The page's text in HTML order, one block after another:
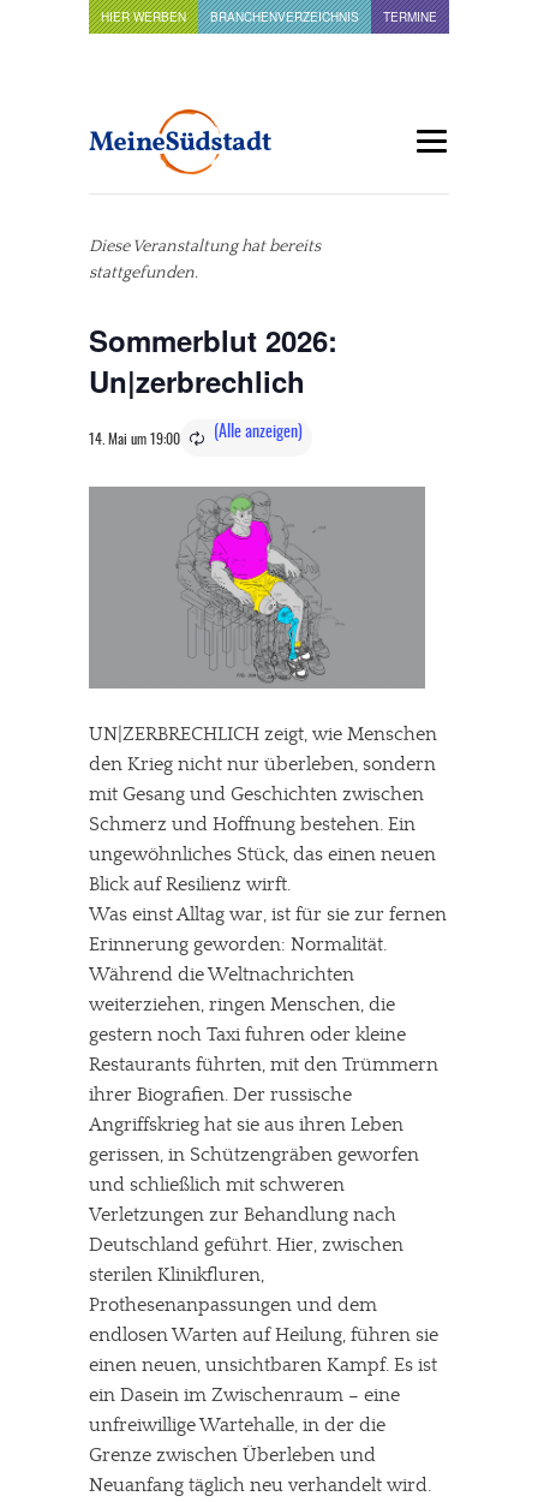
HIER WERBEN BRANCHENVERZEICHNIS TERMINE
Diese Veranstaltung hat bereits
stattgefunden.
Sommerblut 2026:
Un|zerbrechlich
14. Mai um 19:00
UN|ZERBRECHLICH zeigt, wie Menschen
den Krieg nicht nur überleben, sondern
mit Gesang und Geschichten zwischen
Schmerz und Hoffnung bestehen. Ein
ungewöhnliches Stück, das einen neuen
Blick auf Resilienz wirft.
Was einst Alltag war, ist für sie zur fernen
Erinnerung geworden: Normalität.
Während die Weltnachrichten
weiterziehen, ringen Menschen, die
gestern noch Taxi fuhren oder kleine
Restaurants führten, mit den Trümmern
ihrer Biografien. Der russische
Angriffskrieg hat sie aus ihren Leben
gerissen, in Schützengräben geworfen
und schließlich mit schweren
Verletzungen zur Behandlung nach
Deutschland geführt. Hier, zwischen
sterilen Klinikfluren,
Prothesenanpassungen und dem
endlosen Warten auf Heilung, führen sie
einen neuen, unsichtbaren Kampf. Es ist
ein Dasein im Zwischenraum – eine
unfreiwillige Wartehalle, in der die
Grenze zwischen Überleben und
Neuanfang täglich neu verhandelt wird.